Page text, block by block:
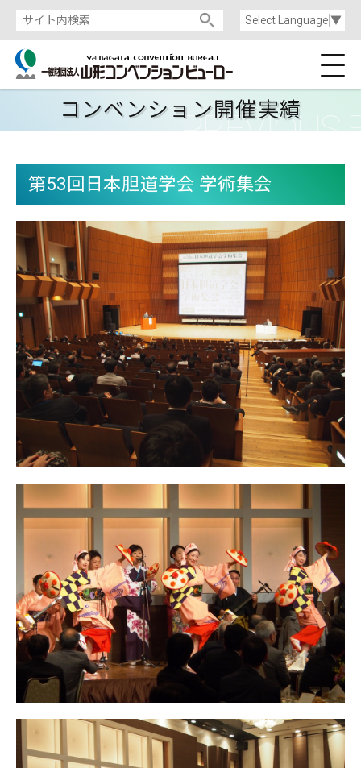
Select Language▼
コンベンション開催実績
第53回日本胆道学会 学術集会